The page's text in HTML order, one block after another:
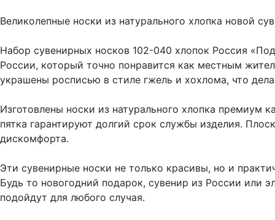
Великолепные носки из натурального хлопка новой
Набор сувенирных носков 102-040 хлопок Россия
России, который точно понравится как местным
украшены росписью в стиле гжель и хохлома, что
Изготовлены носки из натурального хлопка премиум
пятка гарантируют долгий срок службы изделия.
дискомфорта.
Эти сувенирные носки не только красивы, но и
Будь то новогодний подарок, сувенир из России или
подойдут для любого случая.